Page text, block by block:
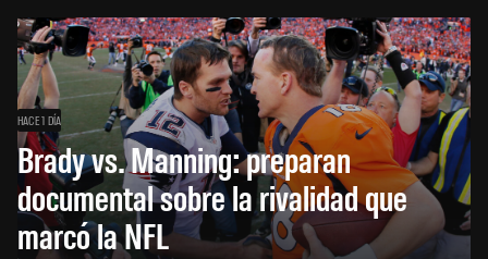
HACE 1 DÍA
Brady vs. Manning: preparan
documental sobre la rivalidad que
marcó la NFL